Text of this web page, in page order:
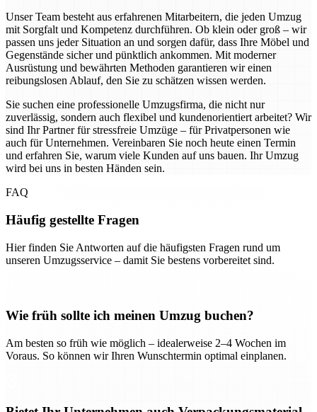
Unser Team besteht aus erfahrenen Mitarbeitern, die jeden Umzug
mit Sorgfalt und Kompetenz durchführen. Ob klein oder groß – wir
passen uns jeder Situation an und sorgen dafür, dass Ihre Möbel und
Gegenstände sicher und pünktlich ankommen. Mit moderner
Ausrüstung und bewährten Methoden garantieren wir einen
reibungslosen Ablauf, den Sie zu schätzen wissen werden.
Sie suchen eine professionelle Umzugsfirma, die nicht nur
zuverlässig, sondern auch flexibel und kundenorientiert arbeitet? Wir
sind Ihr Partner für stressfreie Umzüge – für Privatpersonen wie
auch für Unternehmen. Vereinbaren Sie noch heute einen Termin
und erfahren Sie, warum viele Kunden auf uns bauen. Ihr Umzug
wird bei uns in besten Händen sein.
FAQ
Häufig gestellte Fragen
Hier finden Sie Antworten auf die häufigsten Fragen rund um
unseren Umzugsservice – damit Sie bestens vorbereitet sind.
Wie früh sollte ich meinen Umzug buchen?
Am besten so früh wie möglich – idealerweise 2–4 Wochen im
Voraus. So können wir Ihren Wunschtermin optimal einplanen.